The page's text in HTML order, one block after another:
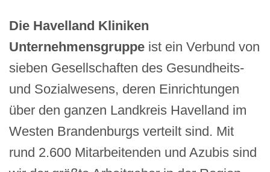
Die Havelland Kliniken
Unternehmensgruppe ist ein Verbund von
sieben Gesellschaften des Gesundheits-
und Sozialwesens, deren Einrichtungen
über den ganzen Landkreis Havelland im
Westen Brandenburgs verteilt sind. Mit
rund 2.600 Mitarbeitenden und Azubis sind